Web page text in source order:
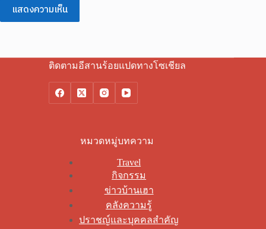
แสดงความเห็น
ติดตามอีสานร้อยแปดทางโซเชียล
หมวดหมู่บทความ
Travel
กิจกรรม
ข่าวบ้านเฮา
คลังความรู้
ปราชญ์และบุคคลสำคัญ